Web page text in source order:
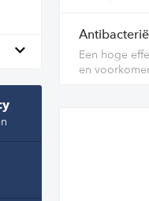
Een hoge
en